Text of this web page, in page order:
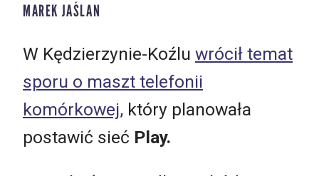
MAREK JAŚLAN
W Kędzierzynie-Koźlu wrócił temat
sporu o maszt telefonii
komórkowej, który planowała
postawić sieć Play.